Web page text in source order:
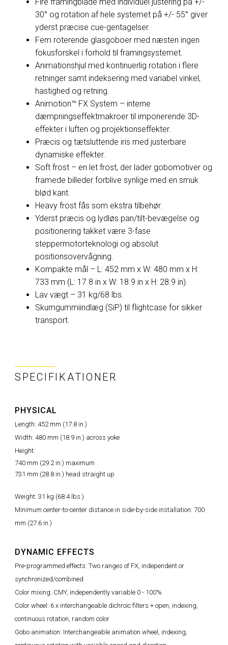
Fire framingblade med individuel justering på +/-
30° og rotation af hele systemet på +/- 55° giver
yderst præcise cue-gentagelser.
Fem roterende glasgoboer med næsten ingen
fokusforskel i forhold til framingsystemet.
Animationshjul med kontinuerlig rotation i flere
retninger samt indeksering med variabel vinkel,
hastighed og retning.
Animotion™ FX System – interne
dæmpningseffektmakroer til imponerende 3D-
effekter i luften og projektionseffekter.
Præcis og tætsluttende iris med justerbare
dynamiske effekter.
Soft frost – en let frost, der lader gobomotiver og
framede billeder forblive synlige med en smuk
blød kant.
Heavy frost fås som ekstra tilbehør.
Yderst præcis og lydløs pan/tilt-bevægelse og
positionering takket være 3-fase
steppermotorteknologi og absolut
positionsovervågning.
Kompakte mål – L: 452 mm x W: 480 mm x H:
733 mm (L: 17.8 in x W: 18.9 in x H: 28.9 in).
Lav vægt – 31 kg/68 lbs.
Skumgummiindlæg (SiP) til flightcase for sikker
transport.
SPECIFIKATIONER
PHYSICAL
Length: 452 mm (17.8 in.)
Width: 480 mm (18.9 in.) across yoke
Height:
740 mm (29.2 in.) maximum
731 mm (28.8 in.) head straight up
Weight: 31 kg (68.4 lbs.)
Minimum center-to-center distance in side-by-side installation: 700
mm (27.6 in.)
DYNAMIC EFFECTS
Pre-programmed effects: Two ranges of FX, independent or
synchronized/combined
Color mixing: CMY, independently variable 0 - 100%
Color wheel: 6 x interchangeable dichroic filters + open, indexing,
continuous rotation, random color
Gobo animation: Interchangeable animation wheel, indexing,